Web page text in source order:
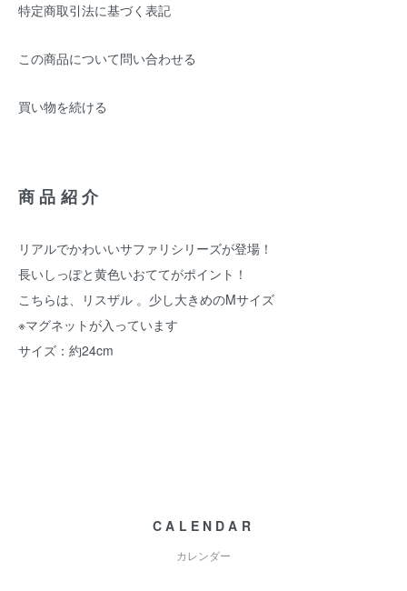
特定商取引法に基づく表記
この商品について問い合わせる
買い物を続ける
商品紹介
リアルでかわいいサファリシリーズが登場！
長いしっぽと黄色いおててがポイント！
こちらは、リスザル 。少し大きめのMサイズ
※マグネットが入っています
サイズ：約24cm
CALENDAR
カレンダー